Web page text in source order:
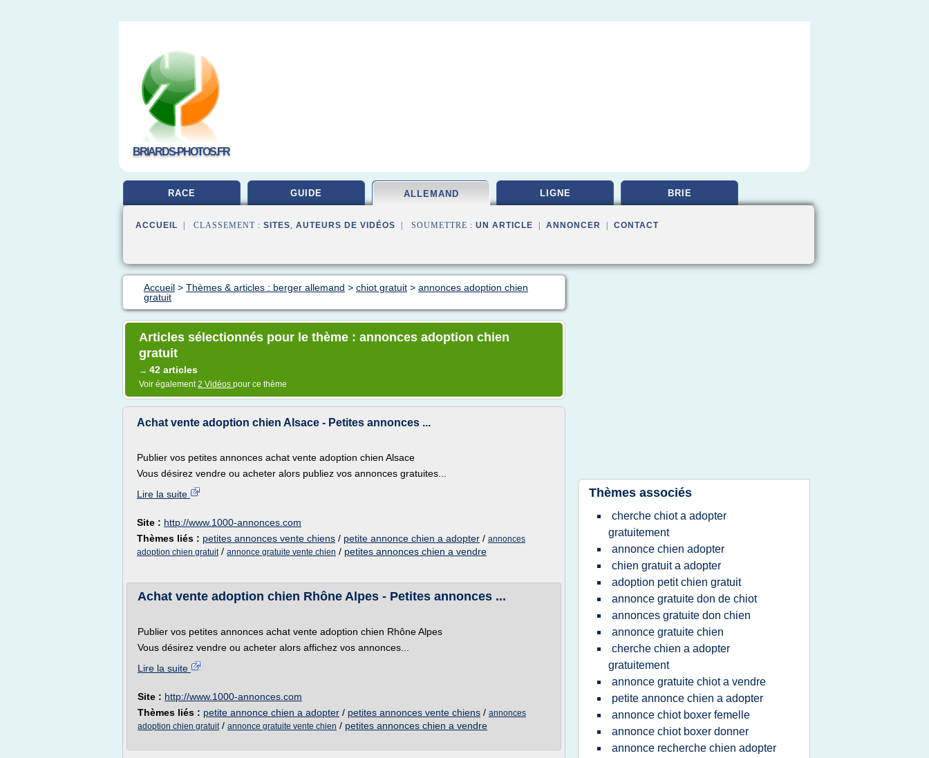
BRIARDS-PHOTOS.FR
RACE GUIDE ALLEMAND LIGNE BRIE
ACCUEIL | CLASSEMENT : SITES, AUTEURS DE VIDÉOS | SOUMETTRE : UN ARTICLE ANNONCER CONTACT
Accueil > Thèmes & articles : berger allemand > chiot gratuit > annonces adoption chien
gratuit
Articles sélectionnés pour le thème : annonces adoption chien
gratuit
→ 42 articles
Voir également2 Vidéos pour ce thème
Achat vente adoption chien Alsace - Petites annonces ...
Publier vos petites annonces achat vente adoption chien Alsace
Vous désirez vendre ou acheter alors publiez vos annonces gratuites...
Lire la suite
Site : http://www.1000-annonces.com
Thèmes liés : petites annonces vente chiens / petite annonce chien a adopter / annonces
adoption chien gratuit/ annonce gratuite vente chien / petites annonces chien a vendre
Achat vente adoption chien Rhône Alpes - Petites annonces ...
Publier vos petites annonces achat vente adoption chien Rhône Alpes
Vous désirez vendre ou acheter alors affichez vos annonces...
Lire la suite
Site : http://www.1000-annonces.com
Thèmes liés : petite annonce chien a adopter / petites annonces vente chiens / annonces
adoption chien gratuit/ annonce gratuite vente chien / petites annonces chien a vendre
Thèmes associés
cherche chiot a adopter
gratuitement
annonce chien adopter
chien gratuit a adopter
adoption petit chien gratuit
annonce gratuite don de chiot
annonces gratuite don chien
annonce gratuite chien
cherche chien a adopter
gratuitement
annonce gratuite chiot a vendre
petite annonce chien a adopter
annonce chiot boxer femelle
annonce chiot boxer donner
annonce recherche chien adopter